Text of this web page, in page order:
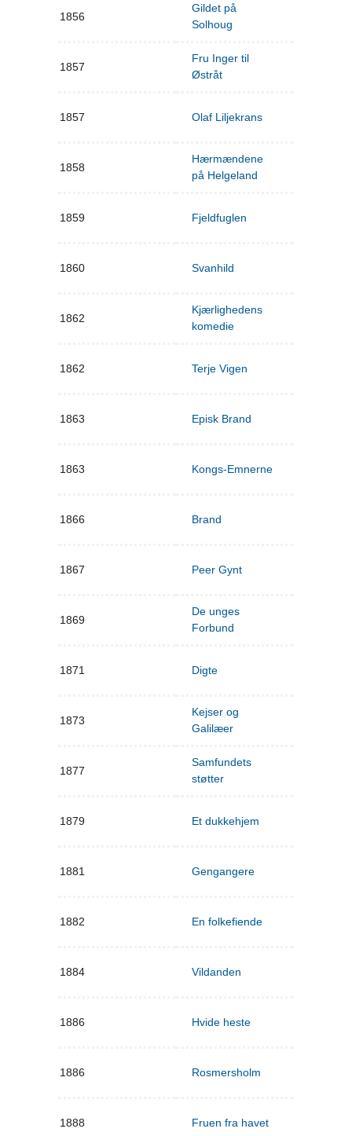
1856
Gildet på
Solhoug
1857
Fru Inger til
Østråt
1857 Olaf Liljekrans
1858
Hærmændene
på Helgeland
1859 Fjeldfuglen
1860 Svanhild
1862
Kjærlighedens
komedie
1862 Terje Vigen
1863 Episk Brand
1863 Kongs-Emnerne
1866 Brand
1867 Peer Gynt
1869
De unges
Forbund
1871 Digte
1873
Kejser og
Galilæer
1877
Samfundets
støtter
1879 Et dukkehjem
1881 Gengangere
1882 En folkefiende
1884 Vildanden
1886 Hvide heste
1886 Rosmersholm
1888 Fruen fra havet